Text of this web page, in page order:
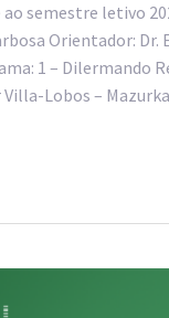
semestre letivo
Orientador: Dr.
1 – Dilermando
Villa-Lobos –